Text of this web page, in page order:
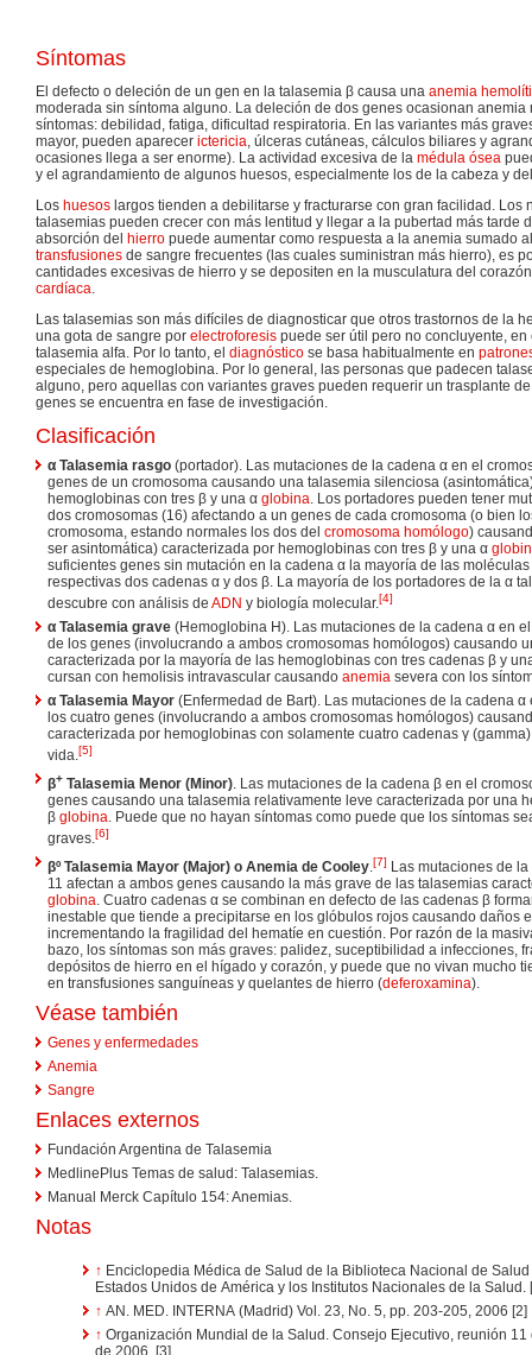
Síntomas
El defecto o deleción de un gen en la talasemia β causa una anemia
moderada sin síntoma alguno. La deleción de dos genes ocasionan anemia
síntomas: debilidad, fatiga, dificultad respiratoria. En las variantes más
mayor, pueden aparecer ictericia, úlceras cutáneas, cálculos biliares y
ocasiones llega a ser enorme). La actividad excesiva de la médula ósea
y el agrandamiento de algunos huesos, especialmente los de la cabeza y
Los huesos largos tienden a debilitarse y fracturarse con gran facilidad. Los
talasemias pueden crecer con más lentitud y llegar a la pubertad más tarde
absorción del hierro puede aumentar como respuesta a la anemia sumado
transfusiones de sangre frecuentes (las cuales suministran más hierro), es
cantidades excesivas de hierro y se depositen en la musculatura del
cardíaca.
Las talasemias son más difíciles de diagnosticar que otros trastornos de la
una gota de sangre por electroforesis puede ser útil pero no concluyente,
talasemia alfa. Por lo tanto, el diagnóstico se basa habitualmente en
especiales de hemoglobina. Por lo general, las personas que padecen
alguno, pero aquellas con variantes graves pueden requerir un trasplante
genes se encuentra en fase de investigación.
Clasificación
α Talasemia rasgo (portador). Las mutaciones de la cadena α en el
genes de un cromosoma causando una talasemia silenciosa
hemoglobinas con tres β y una α globina. Los portadores pueden tener
dos cromosomas (16) afectando a un genes de cada cromosoma (o bien
cromosoma, estando normales los dos del cromosoma homólogo)
ser asintomática) caracterizada por hemoglobinas con tres β y una α
suficientes genes sin mutación en la cadena α la mayoría de las
respectivas dos cadenas α y dos β. La mayoría de los portadores de la α
descubre con análisis de ADN y biología molecular.[4]
α Talasemia grave (Hemoglobina H). Las mutaciones de la cadena α en
de los genes (involucrando a ambos cromosomas homólogos) causando
caracterizada por la mayoría de las hemoglobinas con tres cadenas β y
cursan con hemolisis intravascular causando anemia severa con los
α Talasemia Mayor (Enfermedad de Bart). Las mutaciones de la cadena
los cuatro genes (involucrando a ambos cromosomas homólogos)
caracterizada por hemoglobinas con solamente cuatro cadenas γ
vida.[5]
β+ Talasemia Menor (Minor). Las mutaciones de la cadena β en el
genes causando una talasemia relativamente leve caracterizada por una
β globina. Puede que no hayan síntomas como puede que los síntomas
graves.[6]
βº Talasemia Mayor (Major) o Anemia de Cooley.[7] Las mutaciones de
11 afectan a ambos genes causando la más grave de las talasemias
globina. Cuatro cadenas α se combinan en defecto de las cadenas β
inestable que tiende a precipitarse en los glóbulos rojos causando daños
incrementando la fragilidad del hematíe en cuestión. Por razón de la
bazo, los síntomas son más graves: palidez, suceptibilidad a infecciones,
depósitos de hierro en el hígado y corazón, y puede que no vivan mucho
en transfusiones sanguíneas y quelantes de hierro (deferoxamina).
Véase también
Genes y enfermedades
Anemia
Sangre
Enlaces externos
Fundación Argentina de Talasemia
MedlinePlus Temas de salud: Talasemias.
Manual Merck Capítulo 154: Anemias.
Notas
↑ Enciclopedia Médica de Salud de la Biblioteca Nacional de
Estados Unidos de América y los Institutos Nacionales de la Salud.
↑ AN. MED. INTERNA (Madrid) Vol. 23, No. 5, pp. 203-205, 2006 [2]
↑ Organización Mundial de la Salud. Consejo Ejecutivo, reunión 11